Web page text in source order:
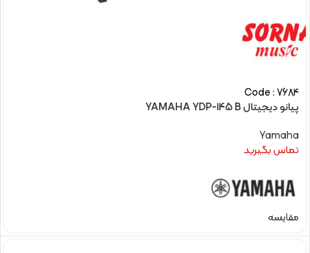
Code : 7684
پیانو دیجیتال YAMAHA YDP-145 B
Yamaha
تماس بگیرید
مقایسه